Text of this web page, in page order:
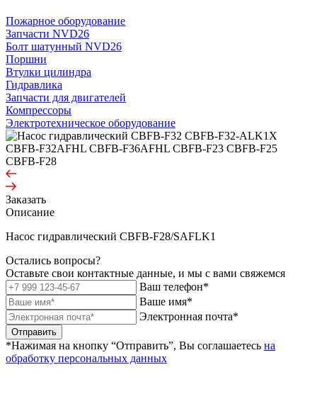
Пожарное оборудование
Запчасти NVD26
Болт шатунный NVD26
Поршни
Втулки цилиндра
Гидравлика
Запчасти для двигателей
Компрессоры
Электротехническое оборудование
Заказать
Описание
Насос гидравлический CBFB-F28/SAFLK1
Остались вопросы?
Оставьте свои контактные данные, и мы с вами свяжемся
Ваш телефон*
Ваше имя*
Электронная почта*
Отправить
*Нажимая на кнопку “Отправить”, Вы соглашаетесь на
обработку персональных данных